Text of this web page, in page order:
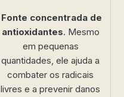
Fonte concentrada de
antioxidantes. Mesmo
em pequenas
quantidades, ele ajuda a
combater os radicais
livres e a prevenir danos